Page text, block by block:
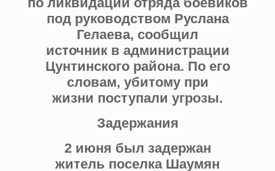
под руководством Руслана
Гелаева, сообщил
источник в администрации
Цунтинского района. По его
словам, убитому при
жизни поступали угрозы.
Задержания
2 июня был задержан
житель поселка Шаумян